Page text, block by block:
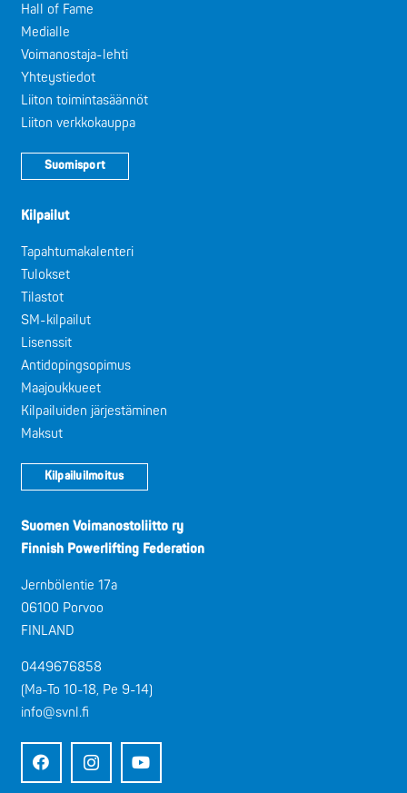
Hall of Fame
Medialle
Voimanostaja-lehti
Yhteystiedot
Liiton toimintasäännöt
Liiton verkkokauppa
Suomisport
Kilpailut
Tapahtumakalenteri
Tulokset
Tilastot
SM-kilpailut
Lisenssit
Antidopingsopimus
Maajoukkueet
Kilpailuiden järjestäminen
Maksut
Kilpailuilmoitus
Suomen Voimanostoliitto ry
Finnish Powerlifting Federation
Jernbölentie 17a
06100 Porvoo
FINLAND
0449676858
(Ma-To 10-18, Pe 9-14)
info@svnl.fi